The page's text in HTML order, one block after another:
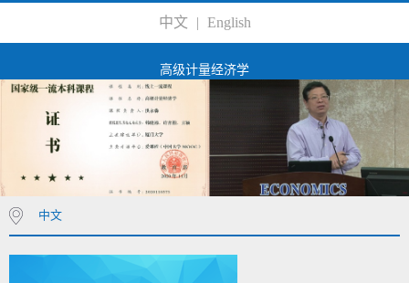
中文 | English
高级计量经济学
中文